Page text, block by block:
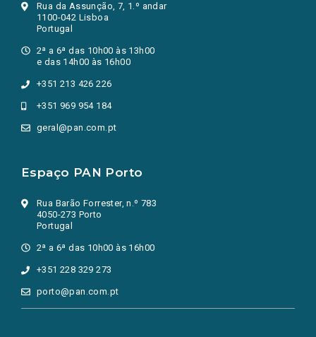
Rua da Assunção, 7, 1.º andar
1100-042 Lisboa
Portugal
2ª a 6ª das 10h00 às 13h00
e das 14h00 às 16h00
+351 213 426 226
+351 969 954 184
geral@pan.com.pt
Espaço PAN Porto
Rua Barão Forrester, n.º 783
4050-273 Porto
Portugal
2ª a 6ª das 10h00 às 16h00
+351 228 329 273
porto@pan.com.pt